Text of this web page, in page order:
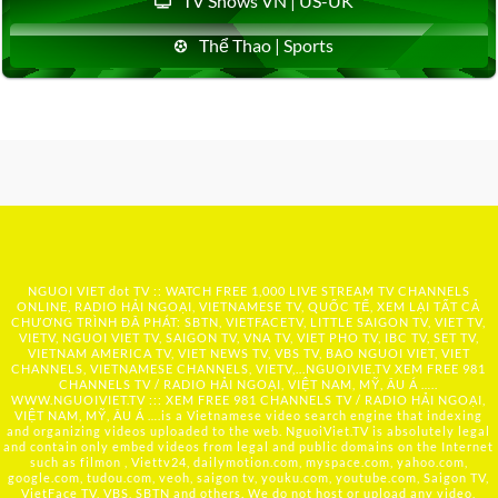
Thể Thao | Sports
NGUOI VIET dot TV :: WATCH FREE 1,000 LIVE STREAM TV CHANNELS
ONLINE, RADIO HẢI NGOẠI, VIETNAMESE TV, QUỐC TẾ, XEM LẠI TẤT CẢ
CHƯƠNG TRÌNH ĐÃ PHÁT: SBTN, VIETFACETV, LITTLE SAIGON TV, VIET TV,
VIETV, NGUOI VIET TV, SAIGON TV, VNA TV, VIET PHO TV, IBC TV, SET TV,
VIETNAM AMERICA TV, VIET NEWS TV, VBS TV, BAO NGUOI VIET, VIET
CHANNELS, VIETNAMESE CHANNELS, VIETV,... NGUOIVIE.TV XEM FREE 981
CHANNELS TV / RADIO HẢI NGOẠI, VIỆT NAM, MỸ, ÂU Á …..
WWW.NGUOIVIET.TV ::: XEM FREE 981 CHANNELS TV / RADIO HẢI NGOẠI,
VIỆT NAM, MỸ, ÂU Á ….is a Vietnamese video search engine that indexing
and organizing videos uploaded to the web. NguoiViet.TV is absolutely legal
and contain only embed videos from legal and public domains on the Internet
such as filmon , Viettv24, dailymotion.com, myspace.com, yahoo.com,
google.com, tudou.com, veoh, saigon tv, youku.com, youtube.com, Saigon TV,
VietFace TV, VBS, SBTN and others. We do not host or upload any video,